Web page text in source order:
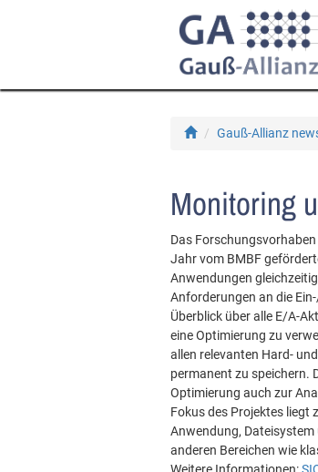
Gauß-Allianz
Monitoring
Das
Jahr vom BMBF
Anwendungen
Anforderungen an die
Überblick über alle E/A-
eine Optimierung zu
allen relevanten Hard-
permanent zu speichern.
Optimierung auch zur
Fokus des Projektes liegt
Anwendung,
anderen Bereichen wie